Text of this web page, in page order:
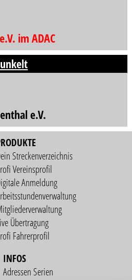
im ADAC
e.V.
Streckenverzeichnis
Vereinsprofil
Anmeldung
Übertragung
Fahrerprofil
INFOS
Adressen Serien